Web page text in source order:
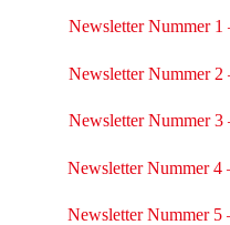
Newsletter Nummer 1
Newsletter Nummer 2
Newsletter Nummer 3
Newsletter Nummer 4
Newsletter Nummer 5